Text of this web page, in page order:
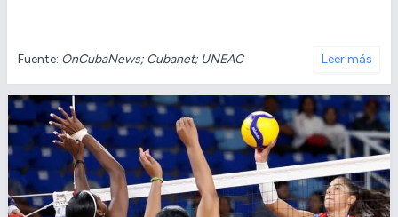
Fuente: OnCubaNews; Cubanet; UNEAC Leer más